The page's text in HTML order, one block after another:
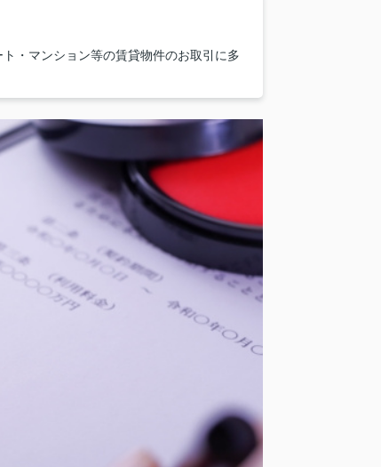
・マンション等の賃貸物件のお取引に多